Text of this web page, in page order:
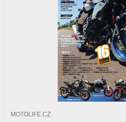
MOTOLIFE.CZ